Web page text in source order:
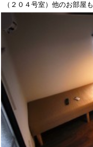
（２０４号室）他のお部屋